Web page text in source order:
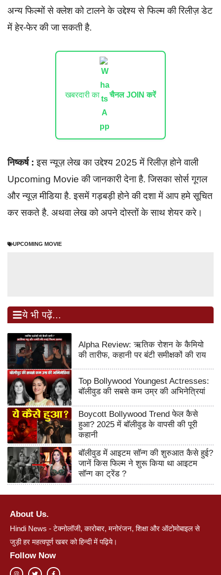
अन्य फिल्मों से क्लेश को टालने के उद्देश्य से फिल्म की रिलीज़ डेट
में हेर-फेर की जा सकती है.
खबरदारी का चैनल JOIN करें
निष्कर्ष :इस न्यूज़ लेख का उद्देश्य 2025 में रिलीज़ होने वाली
Upcoming Movie की जानकारी देना है. जिसका सोर्स गूगल
और न्यूज़ मीडिया है. इसमें गड़बड़ी होने की दशा में आप हमे सूचित
कर सकते है. अथवा लेख को अपने दोस्तों के साथ शेयर करे।
UPCOMING MOVIE
ये भी पढ़ें...
Alpha Review: ऋतिक रोशन के कैमियो
की तारीफ, कहानी पर बंटी समीक्षकों की राय
Top Bollywood Youngest Actresses:
बॉलीवुड की सबसे कम उम्र की अभिनेत्रियां
Boycott Bollywood Trend फेल कैसे
हुआ? 2025 में बॉलीवुड के वापसी की पूरी
कहानी
बॉलीवुड में आइटम सॉन्ग की शुरुआत कैसे हुई?
जानें किस फिल्म ने शुरू किया था आइटम
सॉन्ग का ट्रेंड ?
About Us.
Hindi News - टेक्नोलॉजी, कारोबार, मनोरंजन, शिक्षा और ऑटोमोबाइल से
जुड़ी हर महत्वपूर्ण खबर को हिन्दी में पढ़िये।
Follow Now